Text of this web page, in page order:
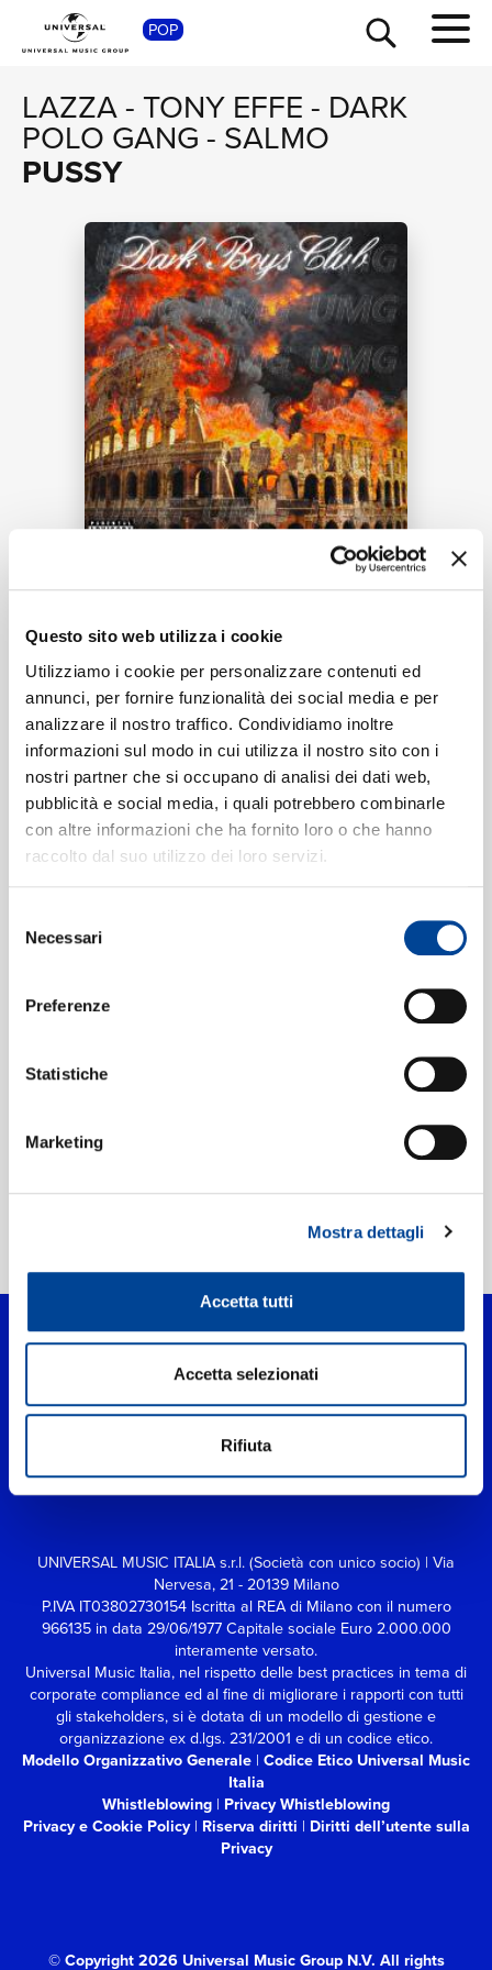
Questo sito web utilizza i cookie
Utilizziamo i cookie per personalizzare contenuti ed
annunci, per fornire funzionalità dei social media e per
analizzare il nostro traffico. Condividiamo inoltre
informazioni sul modo in cui utilizza il nostro sito con i
nostri partner che si occupano di analisi dei dati web,
pubblicità e social media, i quali potrebbero combinarle
con altre informazioni che ha fornito loro o che hanno
raccolto dal suo utilizzo dei loro servizi.
delNecessari
Preferenze
Statistiche
Marketing
Mostra dettagli
Accetta tutti
Accetta selezionati
Rifiuta
POP
LAZZA- TONY EFFE - DARK
POLO GANG - SALMO
PUSSY
1 PUSSY
02:41
Dark Polo Gang, Lazza, Salmo
Formati disponibili:
Data di pubblicazione:
UNIVERSAL MUSIC ITALIA s.r.l. (Società con unico socio) | Via
Nervesa, 21 - 20139 Milano
P.IVA IT03802730154 Iscritta al REA di Milano con il numero
966135 in data 29/06/1977 Capitale sociale Euro 2.000.000
interamente versato.
Universal Music Italia, nel rispetto delle best practices in tema di
corporate compliance ed al fine di migliorare i rapporti con tutti
gli stakeholders, si è dotata di un modello di gestione e
organizzazione ex d.lgs. 231/2001 e di un codice etico.
Modello Organizzativo Generale | Codice Etico Universal Music
Italia
Whistleblowing | Privacy Whistleblowing
Privacy e Cookie Policy| Riserva diritti | Diritti dell’utente sulla
Privacy
© Copyright 2026 Universal Music Group N.V. All rights
SHOP
TOUR
NEWS
RICERCA
CHI SIAMO
CONTATTI
NEWSLETTER